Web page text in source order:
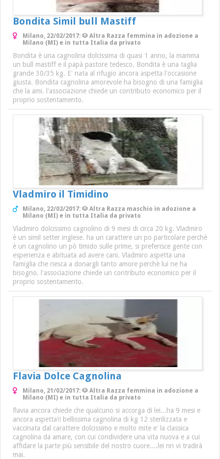
Bondita Simil bull Mastiff
Milano, 22/02/2017: 🐶 Altra Razza femmina in adozione a
Milano (MI) e in tutta Italia da privato
Bondita è una cagnolina dolcissima di quasi 1 anno, la mamma
un bull mastiff e il papà pastore tedesco. Bondita è una taglia
grande 30/35 kg. E' nata al rifugio ancora aspetta l'occasione
giusta. Bondita cagnolina amorevole ha bisogno di una famiglia
che la ami. l'associazione chiede un contributo economico per il
proprio sostentamento.
Vladmiro il Timidino
Milano, 22/02/2017: 🐶 Altra Razza maschio in adozione a
Milano (MI) e in tutta Italia da privato
Vladmiro dolcissimo cagnolino di 9 mesi di circa 20 kg. Vladmiro
è un simil setter inglese. ha un carattere un po particolare perchè
è un cagnolino un pò timido sulle prime, si preferisce gente con
esperienza e abituata ad avere cani. Vladmiro aspetta una
famiglia che riesca a donargli tanto amore perchè lui ne ha
bisogno. l'associazione chiede un contributo economico per il
proprio sostentamento.
Flavia Dolce Cagnolina
Milano, 21/02/2017: 🐶 Altra Razza femmina in adozione a
Milano (MI) e in tutta Italia da privato
flavia ancora chiede che qualcuno si accorga di lei...ha 9 mesi e
ancora aspetta!! bellissima cagnolina di kg 12 sterilizzata e
vaccinata dal carattere dolcissimo e molto mite e' la classica
cagnolina da amare, con cui condividere una vita nuova e a cui
affidare la parte più sensibile del nostro cuore....lei nn vi tradirà
mai.